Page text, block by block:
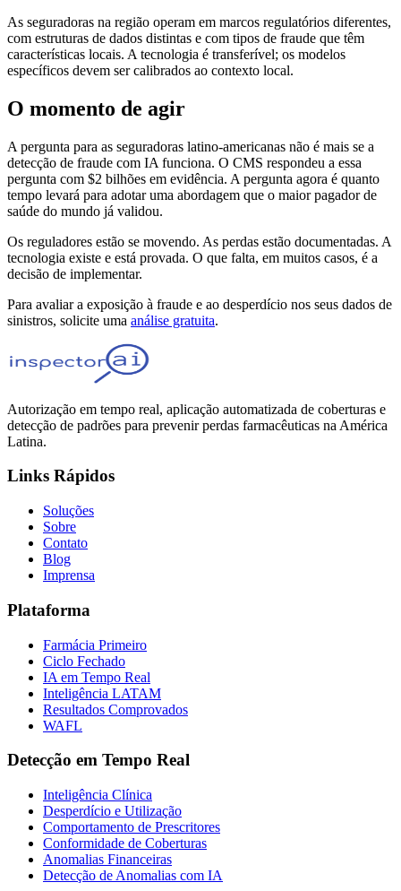
As seguradoras na região operam em marcos regulatórios diferentes,
com estruturas de dados distintas e com tipos de fraude que têm
características locais. A tecnologia é transferível; os modelos
específicos devem ser calibrados ao contexto local.
O momento de agir
A pergunta para as seguradoras latino-americanas não é mais se a
detecção de fraude com IA funciona. O CMS respondeu a essa
pergunta com $2 bilhões em evidência. A pergunta agora é quanto
tempo levará para adotar uma abordagem que o maior pagador de
saúde do mundo já validou.
Os reguladores estão se movendo. As perdas estão documentadas. A
tecnologia existe e está provada. O que falta, em muitos casos, é a
decisão de implementar.
Para avaliar a exposição à fraude e ao desperdício nos seus dados de
sinistros, solicite uma análise gratuita.
Autorização em tempo real, aplicação automatizada de coberturas e
detecção de padrões para prevenir perdas farmacêuticas na América
Latina.
Links Rápidos
Soluções
Sobre
Contato
Blog
Imprensa
Plataforma
Farmácia Primeiro
Ciclo Fechado
IA em Tempo Real
Inteligência LATAM
Resultados Comprovados
WAFL
Detecção em Tempo Real
Inteligência Clínica
Desperdício e Utilização
Comportamento de Prescritores
Conformidade de Coberturas
Anomalias Financeiras
Detecção de Anomalias com IA